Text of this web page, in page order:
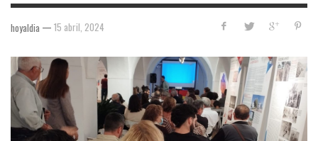
hoyaldia — 15 abril, 2024